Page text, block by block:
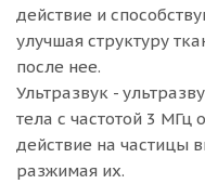
действие и
улучшая структуру
после нее.
Ультразвук -
тела с частотой 3
действие на частицы
разжимая их.